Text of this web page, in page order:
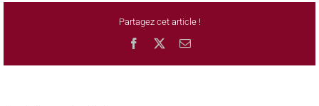
Partagez cet article !
Facebook Email